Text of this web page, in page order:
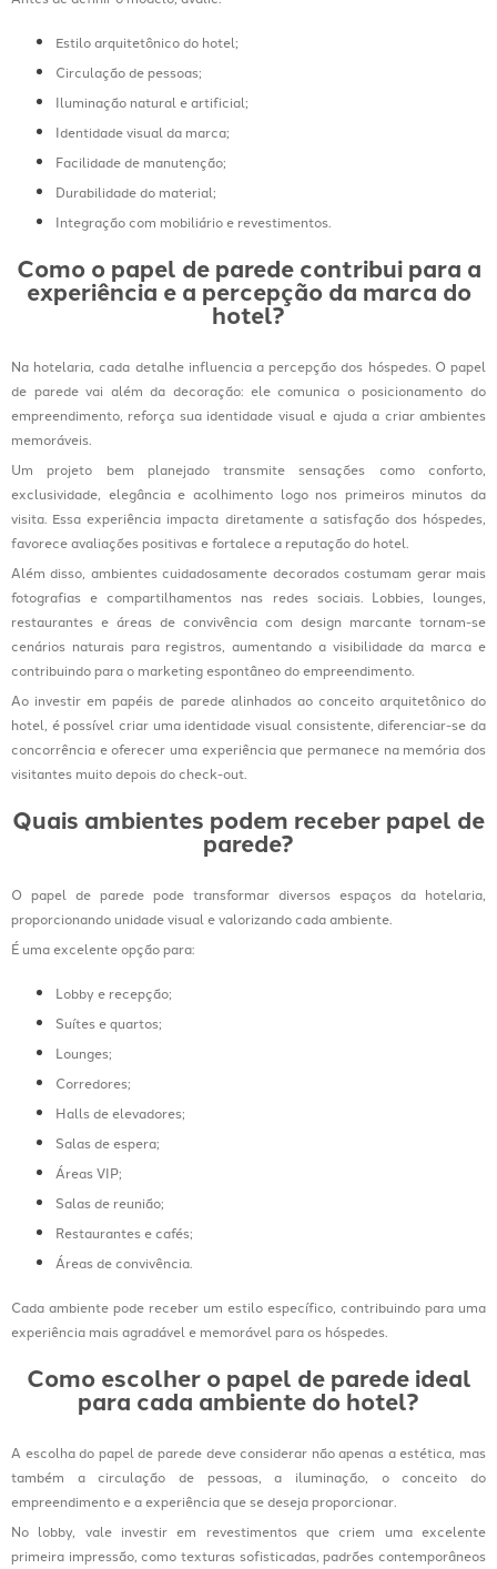
Estilo arquitetônico do hotel;
Circulação de pessoas;
Iluminação natural e artificial;
Identidade visual da marca;
Facilidade de manutenção;
Durabilidade do material;
Integração com mobiliário e revestimentos.
Como o papel de parede contribui para a
experiência e a percepção da marca do
hotel?
Na hotelaria, cada detalhe influencia a percepção dos hóspedes. O papel
de parede vai além da decoração: ele comunica o posicionamento do
empreendimento, reforça sua identidade visual e ajuda a criar ambientes
memoráveis.
Um projeto bem planejado transmite sensações como conforto,
exclusividade, elegância e acolhimento logo nos primeiros minutos da
visita. Essa experiência impacta diretamente a satisfação dos hóspedes,
favorece avaliações positivas e fortalece a reputação do hotel.
Além disso, ambientes cuidadosamente decorados costumam gerar mais
fotografias e compartilhamentos nas redes sociais. Lobbies, lounges,
restaurantes e áreas de convivência com design marcante tornam-se
cenários naturais para registros, aumentando a visibilidade da marca e
contribuindo para o marketing espontâneo do empreendimento.
Ao investir em papéis de parede alinhados ao conceito arquitetônico do
hotel, é possível criar uma identidade visual consistente, diferenciar-se da
concorrência e oferecer uma experiência que permanece na memória dos
visitantes muito depois do check-out.
Quais ambientes podem receber papel de
parede?
O papel de parede pode transformar diversos espaços da hotelaria,
proporcionando unidade visual e valorizando cada ambiente.
É uma excelente opção para:
Lobby e recepção;
Suítes e quartos;
Lounges;
Corredores;
Halls de elevadores;
Salas de espera;
Áreas VIP;
Salas de reunião;
Restaurantes e cafés;
Áreas de convivência.
Cada ambiente pode receber um estilo específico, contribuindo para uma
experiência mais agradável e memorável para os hóspedes.
Como escolher o papel de parede ideal
para cada ambiente do hotel?
A escolha do papel de parede deve considerar não apenas a estética, mas
também a circulação de pessoas, a iluminação, o conceito do
empreendimento e a experiência que se deseja proporcionar.
No lobby, vale investir em revestimentos que criem uma excelente
primeira impressão, como texturas sofisticadas, padrões contemporâneos